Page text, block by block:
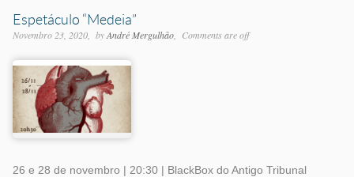
Espetáculo “Medeia”
Novembro 23, 2020 byAndré Mergulhão Comments are off
26 e 28 de novembro | 20:30 | BlackBox do Antigo Tribunal